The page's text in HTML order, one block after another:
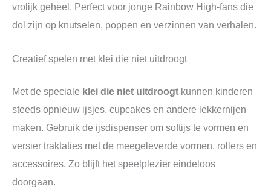
vrolijk geheel. Perfect voor jonge Rainbow High-fans die
dol zijn op knutselen, poppen en verzinnen van verhalen.
Creatief spelen met klei die niet uitdroogt
Met de speciale klei die niet uitdroogt kunnen kinderen
steeds opnieuw ijsjes, cupcakes en andere lekkernijen
maken. Gebruik de ijsdispenser om softijs te vormen en
versier traktaties met de meegeleverde vormen, rollers en
accessoires. Zo blijft het speelplezier eindeloos
doorgaan.